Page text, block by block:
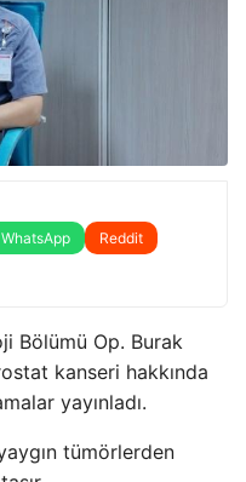
WhatsApp
Reddit
Bölümü Op. Burak
kanseri hakkında
yayınladı.
tümörlerden